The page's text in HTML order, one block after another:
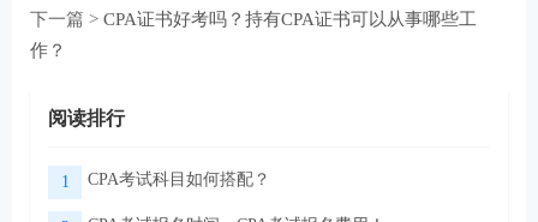
下一篇 > CPA证书好考吗？持有CPA证书可以从事哪些工
作？
阅读排行
1 CPA考试科目如何搭配？